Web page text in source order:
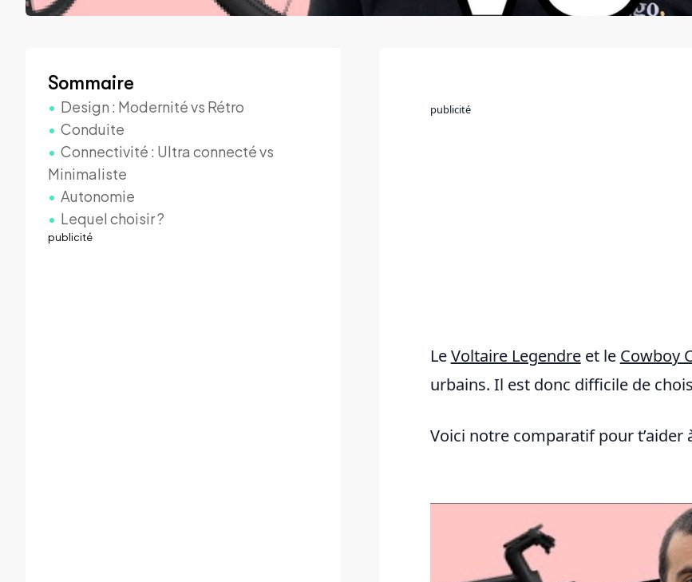
Sommaire
Design : Modernité vs Rétro
Conduite
Connectivité : Ultra connecté vs
Minimaliste
Autonomie
Lequel choisir ?
publicité
publicité
LeVoltaire Legendreet le Cowboy
urbains. Il est donc difficile de
Voici notre comparatif pour t’aider